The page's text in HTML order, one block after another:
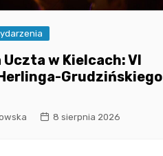
w Kielcach: VI
Grudzińskiego
8 sierpnia 2026